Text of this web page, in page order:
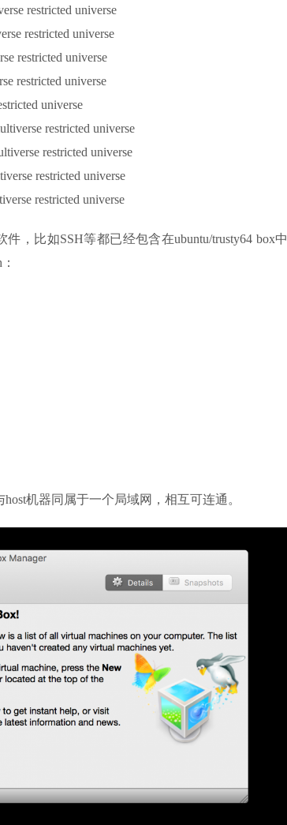
restricted universe
restricted universe
restricted universe
restricted universe
universe
restricted universe
restricted universe
restricted universe
restricted universe
，比如SSH等都已经包含在ubuntu/trusty64 box中
机器同属于一个局域网，相互可连通。